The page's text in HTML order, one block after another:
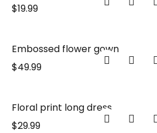
$19.99
Embossed flower gown
$49.99
Floral print long dress
$29.99